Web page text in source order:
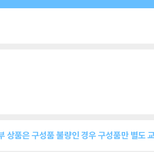
상품은 구성품 불량인 경우 구성품만 별도